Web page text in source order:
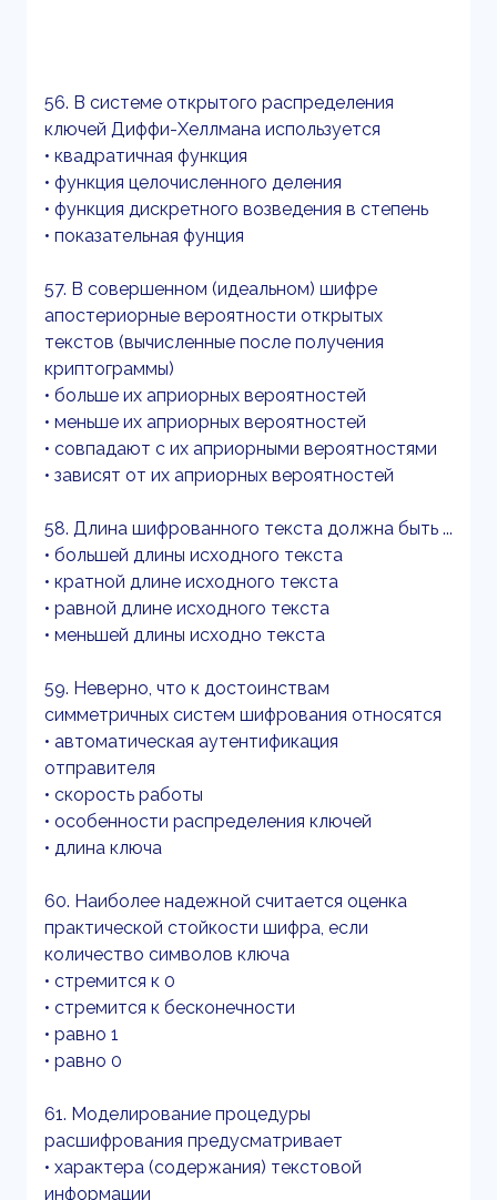
56. В системе открытого распределения
ключей Диффи-Хеллмана используется
• квадратичная функция
• функция целочисленного деления
• функция дискретного возведения в степень
• показательная фунция
57. В совершенном (идеальном) шифре
апостериорные вероятности открытых
текстов (вычисленные после получения
криптограммы)
• больше их априорных вероятностей
• меньше их априорных вероятностей
• совпадают с их априорными вероятностями
• зависят от их априорных вероятностей
58. Длина шифрованного текста должна быть ...
• большей длины исходного текста
• кратной длине исходного текста
• равной длине исходного текста
• меньшей длины исходно текста
59. Неверно, что к достоинствам
симметричных систем шифрования относятся
• автоматическая аутентификация
отправителя
• скорость работы
• особенности распределения ключей
• длина ключа
60. Наиболее надежной считается оценка
практической стойкости шифра, если
количество символов ключа
• стремится к 0
• стремится к бесконечности
• равно 1
• равно 0
61. Моделирование процедуры
расшифрования предусматривает
• характера (содержания) текстовой
информации